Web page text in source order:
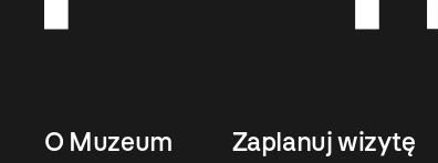
O Muzeum Zaplanuj wizytę